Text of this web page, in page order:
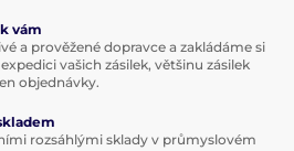
vám
a prověžené dopravce a zakládáme si
vašich zásilek, většinu zásilek
objednávky.
rozsáhlými sklady v průmyslovém